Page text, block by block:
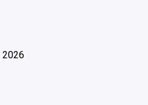
2026